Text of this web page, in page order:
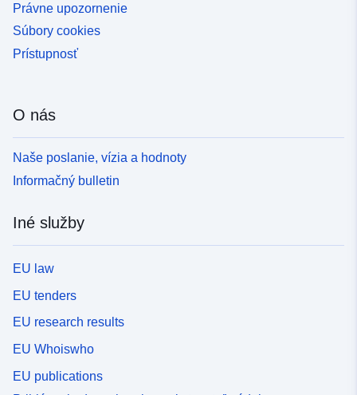
Právne upozornenie
Súbory cookies
Prístupnosť
O nás
Naše poslanie, vízia a hodnoty
Informačný bulletin
Iné služby
EU law
EU tenders
EU research results
EU Whoiswho
EU publications